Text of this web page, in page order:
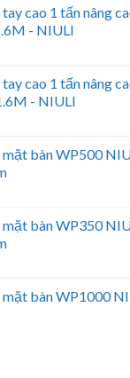
tay cao 1 tấn nâng
- NIULI
tay cao 1 tấn nâng
- NIULI
mặt bàn WP500
mặt bàn WP350
mặt bàn WP1000